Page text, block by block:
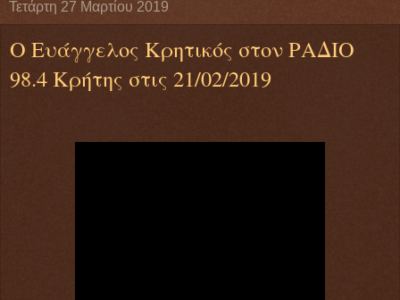
Τετάρτη 27 Μαρτίου 2019
Ο Ευάγγελος Κρητικός στον ΡΑΔΙΟ
98.4 Κρήτης στις 21/02/2019